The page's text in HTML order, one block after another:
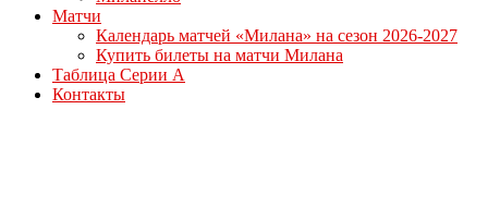
Матчи
Календарь матчей «Милана» на сезон 2026-2027
Купить билеты на матчи Милана
Таблица Серии А
Контакты